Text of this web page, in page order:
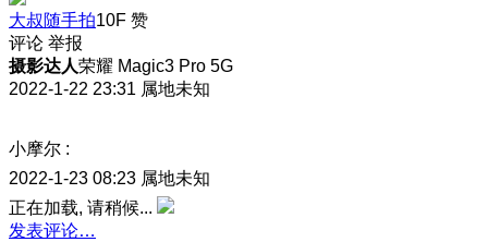
大叔随手拍10F 赞
评论 举报
摄影达人荣耀 Magic3 Pro 5G
2022-1-22 23:31 属地未知
小摩尔 :
2022-1-23 08:23 属地未知
正在加载, 请稍候...
发表评论…